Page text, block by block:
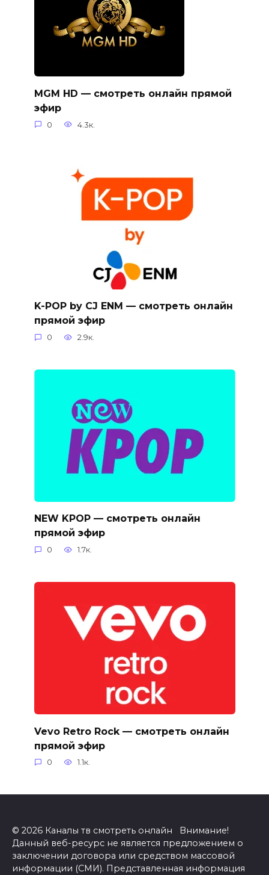
MGM HD — смотреть онлайн прямой
эфир
0 4.3к.
K-POP by CJ ENM — смотреть онлайн
прямой эфир
0 2.9к.
NEW KPOP — смотреть онлайн
прямой эфир
0 1.7к.
Vevo Retro Rock — смотреть онлайн
прямой эфир
0 1.1к.
© 2026 Каналы тв смотреть онлайн Внимание!
Данный веб-ресурс не является предложением о
заключении договора или средством массовой
информации (СМИ). Представленная информация